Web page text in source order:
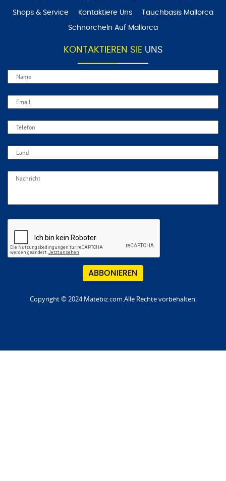
Shops & Service Kontaktiere Uns Tauchbasis Mallorca
Schnorcheln Auf Mallorca
KONTAKTIEREN SIEUNS
Copyright © 2024 Matebiz.com.Alle Rechte vorbehalten.